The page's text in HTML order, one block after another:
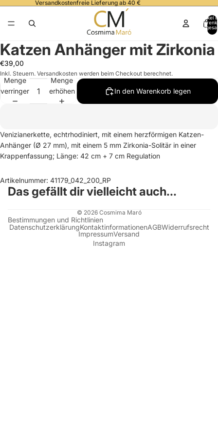
Versandkostenfreie Lieferung ab 40 €
Artikel
Katzen Anhänger mit Zirkonia
€39,00
Inkl. Steuern. Versandkosten werden beim Checkout berechnet.
Menge
verringern
Menge
erhöhen
In den Warenkorb legen
Venizianerkette, echtrhodiniert, mit einem herzförmigen Katzen-
Anhänger (Ø 27 mm), mit einem 5 mm Zirkonia-Solitär in einer
Krappenfassung; Länge: 42 cm + 7 cm Regulation
Artikelnummer: 41179_042_200_RP
Das gefällt dir vielleicht auch...
© 2026 Cosmima Maró
Bestimmungen und Richtlinien
DatenschutzerklärungKontaktinformationenAGBWiderrufsrecht
ImpressumVersand
Instagram